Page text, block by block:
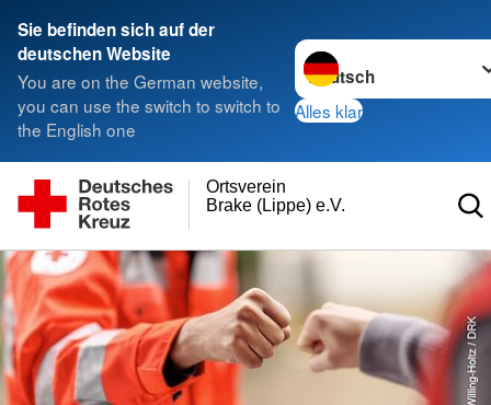
Sie befinden sich auf der
deutschen Website
You are on the German website,
you can use the switch to switch to
the English one
Sprache wechseln zu
Alles klar
Brake (Lippe) e.V.
Ortsverein